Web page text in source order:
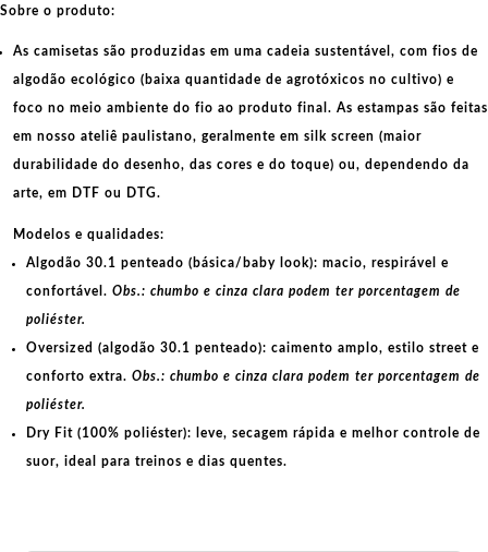
Sobre o produto:
As camisetas são produzidas em uma cadeia sustentável, com fios de
algodão ecológico (baixa quantidade de agrotóxicos no cultivo) e
foco no meio ambiente do fio ao produto final. As estampas são feitas
em nosso ateliê paulistano, geralmente em silk screen (maior
durabilidade do desenho, das cores e do toque) ou, dependendo da
arte, em DTF ou DTG.
Modelos e qualidades:
Algodão 30.1 penteado (básica/baby look): macio, respirável e
confortável. Obs.: chumbo e cinza clara podem ter porcentagem de
poliéster.
Oversized (algodão 30.1 penteado): caimento amplo, estilo street e
conforto extra. Obs.: chumbo e cinza clara podem ter porcentagem de
poliéster.
Dry Fit (100% poliéster): leve, secagem rápida e melhor controle de
suor, ideal para treinos e dias quentes.